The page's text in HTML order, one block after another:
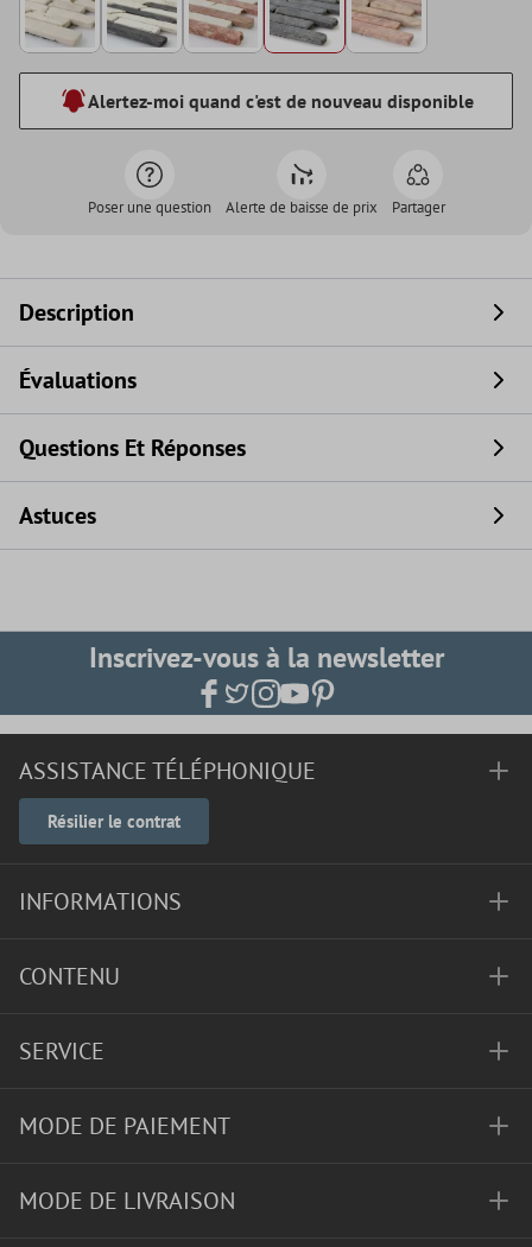
Alertez-moi quand c'est de nouveau disponible
Poser une question Alerte de baisse de prix Partager
Description
Évaluations
Questions Et Réponses
Astuces
Inscrivez-vous à la newsletter
ASSISTANCE TÉLÉPHONIQUE
Résilier le contrat
INFORMATIONS
CONTENU
SERVICE
MODE DE PAIEMENT
MODE DE LIVRAISON